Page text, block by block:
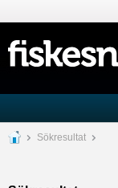
Sökresultat